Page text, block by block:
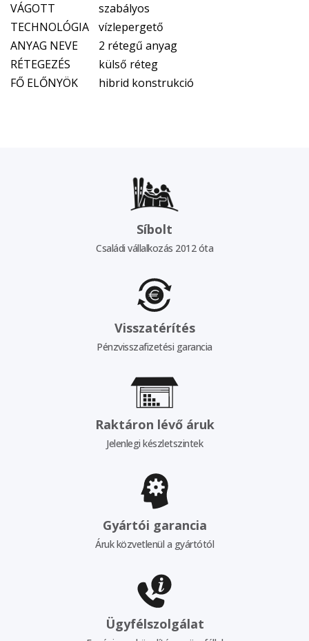
VÁGOTT
szabályos
TECHNOLÓGIA
vízlepergető
ANYAG NEVE
2 rétegű anyag
RÉTEGEZÉS
külső réteg
FŐ ELŐNYÖK
hibrid konstrukció
Síbolt
Családi vállalkozás 2012 óta
Visszatérítés
Pénzvisszafizetési garancia
Raktáron lévő áruk
Jelenlegi készletszintek
Gyártói garancia
Áruk közvetlenül a gyártótól
Ügyfélszolgálat